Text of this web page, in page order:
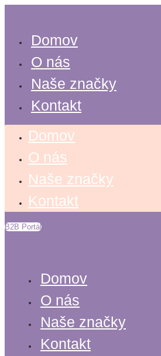
Preskočiť
Domov
O nás
Naše značky
Kontakt
Domov
O nás
Naše značky
Kontakt
B2B Portál
Domov
O nás
Naše značky
Kontakt
Search